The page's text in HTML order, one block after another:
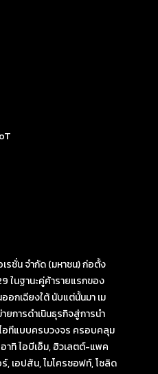
รชั่น จำกัด (มหาชน) ก่อตั้ง
ในฐานะคู่ค้ารายแรกของ
อกเฉียงใต้ นับแต่นั้นมา เม
ยการดำเนินธุรกิจสู่การนำ
อทีแบบครบวงจร ครอบคลุม
ทิ ไอบีเอ็ม, ฮิวเลตต์-แพค
ร์, เอปสัน, ไมโครซอฟท์, โซลิด